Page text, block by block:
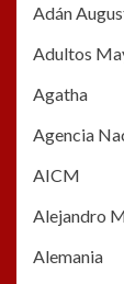
Adán
Adultos
Agatha
Agencia
AICM
Alejandro
Alemania